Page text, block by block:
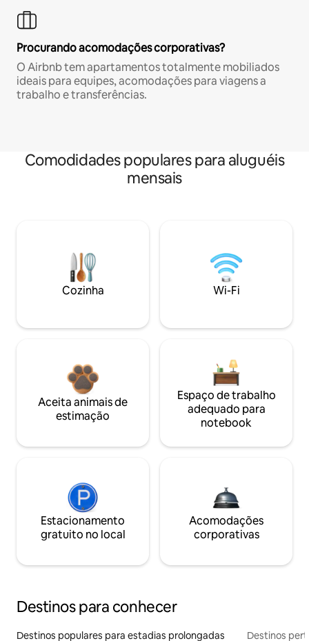
Procurando acomodações corporativas?
O Airbnb tem apartamentos totalmente mobiliados
ideais para equipes, acomodações para viagens a
trabalho e transferências.
Comodidades populares para aluguéis
mensais
Cozinha Wi-Fi
Aceita animais de
estimação
Espaço de trabalho
adequado para
notebook
Estacionamento
gratuito no local
Acomodações
corporativas
Destinos para conhecer
Destinos populares para estadias prolongadas Destinos